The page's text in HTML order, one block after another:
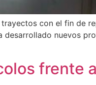
con el fin de
desarrollado nuevos
frente